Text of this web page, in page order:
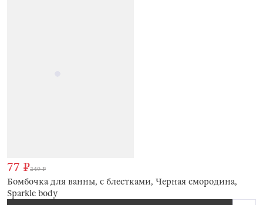
Бомбочка для ванны, с блестками, Черная смородина,
Sparkle body
77 ₽249 ₽